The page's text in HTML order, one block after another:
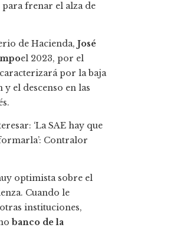
frenar el alza de
de Hacienda, José
el 2023, por el
por la baja
el descenso en las
‘La SAE hay que
Contralor
optimista sobre el
Cuando le
instituciones,
banco de la